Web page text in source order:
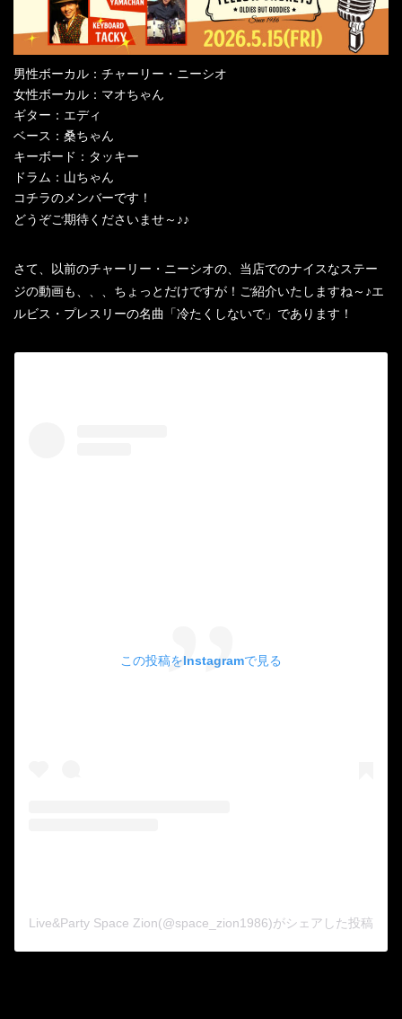
男性ボーカル：チャーリー・ニーシオ
女性ボーカル：マオちゃん
ギター：エディ
ベース：桑ちゃん
キーボード：タッキー
ドラム：山ちゃん
コチラのメンバーです！
どうぞご期待くださいませ～♪♪
さて、以前のチャーリー・ニーシオの、当店でのナイスなステー
ジの動画も、、、ちょっとだけですが！ご紹介いたしますね～♪エ
ルビス・プレスリーの名曲「冷たくしないで」であります！
この投稿をInstagramで見る
Live&Party Space Zion(@space_zion1986)がシェアした投稿